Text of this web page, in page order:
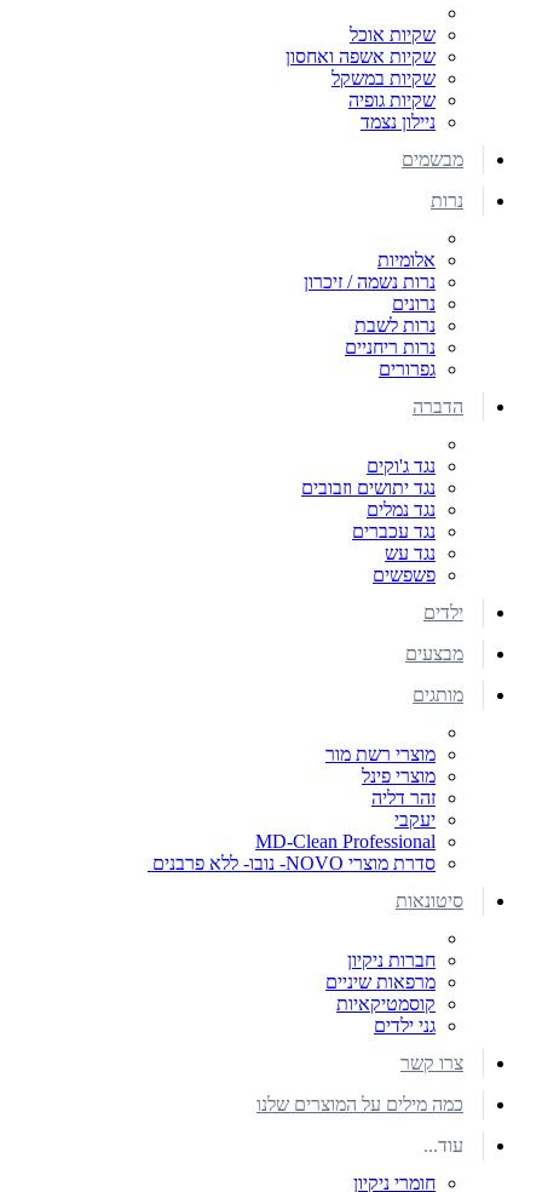
שקיות אוכל
שקיות אשפה ואחסון
שקיות במשקל
שקיות גופיה
ניילון נצמד
מבשמים
נרות
אלומיות
נרות נשמה / זיכרון
נרונים
נרות לשבת
נרות ריחניים
גפרורים
הדברה
נגד ג'וקים
נגד יתושים וזבובים
נגד נמלים
נגד עכברים
נגד עש
פשפשים
ילדים
מבצעים
מותגים
מוצרי רשת מור
מוצרי פינל
זהר דליה
יעקבי
MD-Clean Professional
סדרת מוצרי NOVO- נובו- ללא פרבנים
סיטונאות
חברות ניקיון
מרפאות שיניים
קוסמטיקאיות
גני ילדים
צרו קשר
כמה מילים על המוצרים שלנו
עוד...
חומרי ניקיון